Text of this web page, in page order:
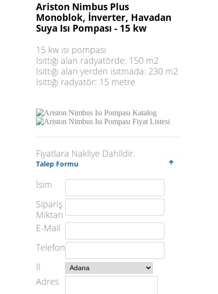
Ariston Nimbus Plus
Monoblok, İnverter, Havadan
Suya Isı Pompası - 15 kw
15 kw ısı pompası
Isıttığı alan radyatörde: 150 m2
Isıttığı alan yerden ısıtmada: 230 m2
Isıttığı radyatör: 15 metre
Ariston Nimbus Isı Pompası Katalog
Ariston Nimbus Isı Pompası Fiyat Listesi
Fiyatlara Nakliye Dahildir.
Talep Formu
İsim
Sipariş
Miktarı
E-Mail
Telefon
İl
Adres